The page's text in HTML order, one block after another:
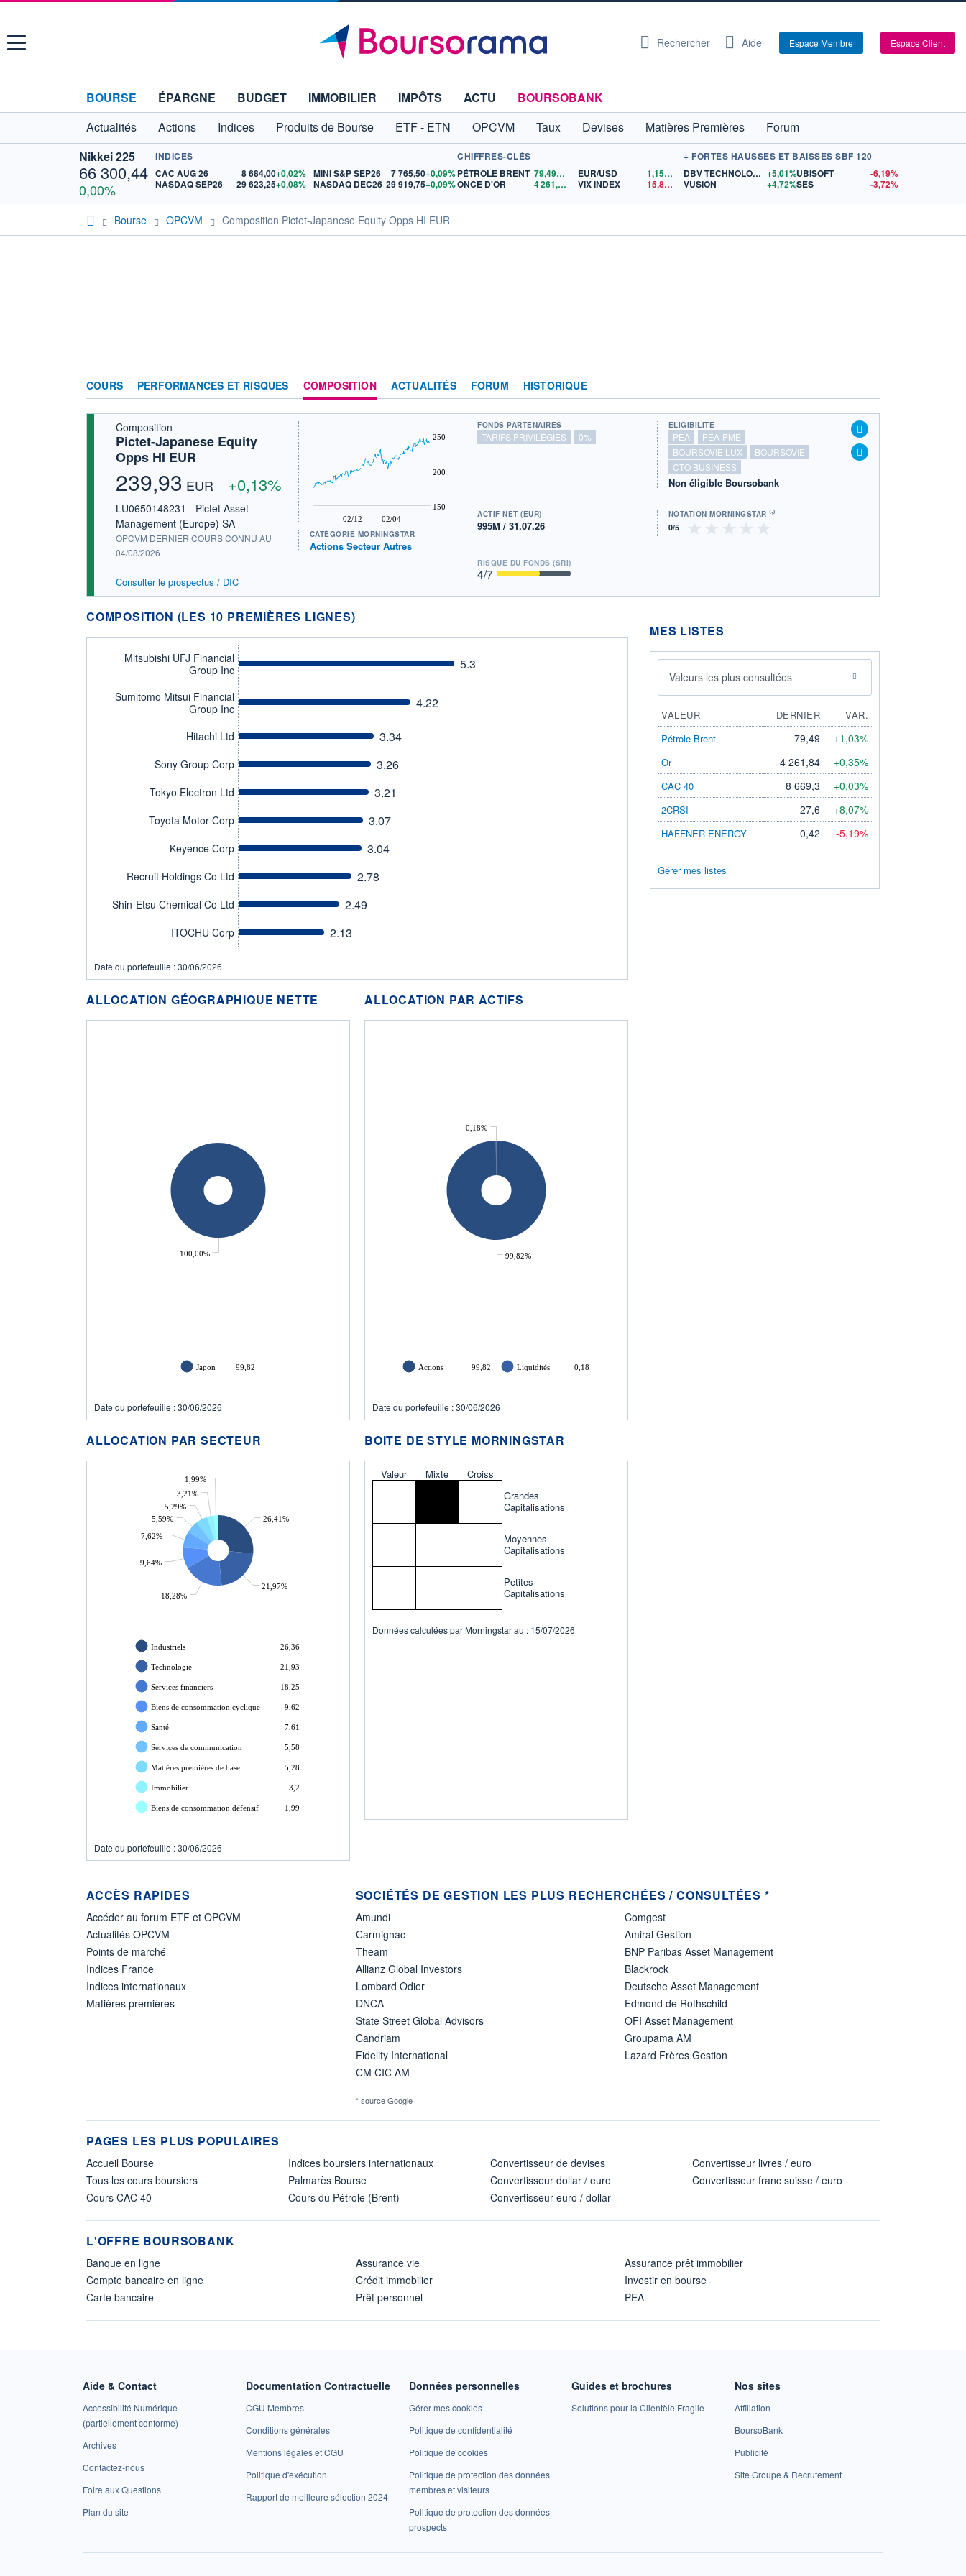
Menu Rechercher Aide Espace Membre Espace Client
BOURSE ÉPARGNE BUDGET IMMOBILIER IMPÔTS ACTU
BOURSOBANK
Actualités
Actions Indices Produits de Bourse ETF - ETN OPCVM Taux Devises Matières Premières
Forum
Nikkei 225
66 300,44
0,00%
INDICES
CAC AUG 26
8 684,00+0,02%
NASDAQ SEP26
29 623,25+0,08%
MINI S&P SEP26 7 765,50+0,09%
NASDAQ DEC26 29 919,75+0,09%
CHIFFRES-CLÉS
PÉTROLE BRENT
79,49
$US
ONCE D'OR
4 261,84 $US
EUR/USD 1,1554
$US
VIX INDEX
15,81$US
+ FORTES HAUSSES ET BAISSES SBF 120
DBV TECHNOLOGIES +5,01%
VUSION
+4,72%
UBISOFT
-6,19%
SES
-3,72%
Bourse OPCVM Composition Pictet-Japanese Equity Opps HI EUR
COURS PERFORMANCES ET RISQUES COMPOSITION ACTUALITÉS FORUM HISTORIQUE
Composition
Pictet-Japanese Equity
Opps HI EUR
239,93 EUR +0,13%
LU0650148231 - Pictet Asset
Management (Europe) SA
OPCVM DERNIER COURS CONNU AU
04/08/2026
Consulter le prospectus / DIC
02/12 02/04
150
200
250
CATÉGORIE MORNINGSTAR
Actions Secteur Autres
FONDS PARTENAIRES
TARIFS PRIVILÉGIÉS 0%
ÉLIGIBILITÉ
PEA
PEA-PME
BOURSOVIE LUX
BOURSOVIE
CTO BUSINESS
Non éligible Boursobank
ACTIF NET (EUR)
995M / 31.07.26
NOTATION MORNINGSTAR ⁽¹⁾
RISQUE DU FONDS (SRI)
4/7
COMPOSITION (LES 10 PREMIÈRES LIGNES)
Mitsubishi UFJ Financial
Group Inc
5.3
Sumitomo Mitsui Financial
Group Inc
4.22
Hitachi Ltd 3.34
Sony Group Corp 3.26
Tokyo Electron Ltd 3.21
Toyota Motor Corp 3.07
Keyence Corp 3.04
Recruit Holdings Co Ltd 2.78
Shin-Etsu Chemical Co Ltd 2.49
ITOCHU Corp 2.13
Date du portefeuille : 30/06/2026
ALLOCATION GÉOGRAPHIQUE NETTE
100,00%
Japon 99,82
Date du portefeuille : 30/06/2026
ALLOCATION PAR ACTIFS
99,82%
0,18%
Actions 99,82 Liquidités 0,18
Date du portefeuille : 30/06/2026
ALLOCATION PAR SECTEUR
26,41%
21,97%
18,28%
9,64%
7,62%
5,59%
5,29%
3,21%
1,99%
Industriels 26,36
Technologie 21,93
Services financiers 18,25
Biens de consommation cyclique 9,62
Santé 7,61
Services de communication 5,58
Matières premières de base 5,28
Immobilier 3,2
Biens de consommation défensif 1,99
Date du portefeuille : 30/06/2026
BOITE DE STYLE MORNINGSTAR
Valeur Mixte
Croiss
Grandes
Capitalisations
Moyennes
Capitalisations
Petites
Capitalisations
Données calculées par Morningstar au : 15/07/2026
MES LISTES
Valeurs les plus consultées
VALEUR DERNIER
VAR.
Pétrole Brent
79,49 +1,03%
Or 4 261,84 +0,35%
CAC 40 8 669,3 +0,03%
2CRSI 27,6 +8,07%
HAFFNER ENERGY 0,42 -5,19%
Gérer mes listes
ACCÈS RAPIDES
Accéder au forum ETF et OPCVM
Actualités OPCVM
Points de marché
Indices France
Indices internationaux
Matières premières
SOCIÉTÉS DE GESTION LES PLUS RECHERCHÉES / CONSULTÉES *
Amundi
Carmignac
Theam
Allianz Global Investors
Lombard Odier
DNCA
State Street Global Advisors
Candriam
Fidelity International
CM CIC AM
Comgest
Amiral Gestion
BNP Paribas Asset Management
Blackrock
Deutsche Asset Management
Edmond de Rothschild
OFI Asset Management
Groupama AM
Lazard Frères Gestion
* source Google
PAGES LES PLUS POPULAIRES
Accueil Bourse
Tous les cours boursiers
Cours CAC 40
Indices boursiers internationaux
Palmarès Bourse
Cours du Pétrole (Brent)
Convertisseur de devises
Convertisseur dollar / euro
Convertisseur euro / dollar
Convertisseur livres / euro
Convertisseur franc suisse / euro
L'OFFRE BOURSOBANK
Banque en ligne
Compte bancaire en ligne
Carte bancaire
Assurance vie
Crédit immobilier
Prêt personnel
Assurance prêt immobilier
Investir en bourse
PEA
Aide & Contact
Accessibilité Numérique
(partiellement conforme)
Archives
Contactez-nous
Foire aux Questions
Plan du site
Documentation Contractuelle
CGU Membres
Conditions générales
Mentions légales et CGU
Politique d'exécution
Rapport de meilleure sélection 2024
Données personnelles
Gérer mes cookies
Politique de confidentialité
Politique de cookies
Politique de protection des données
membres et visiteurs
Politique de protection des données
prospects
Guides et brochures
Solutions pour la Clientèle Fragile
Nos sites
Affiliation
BoursoBank
Publicité
Site Groupe & Recrutement